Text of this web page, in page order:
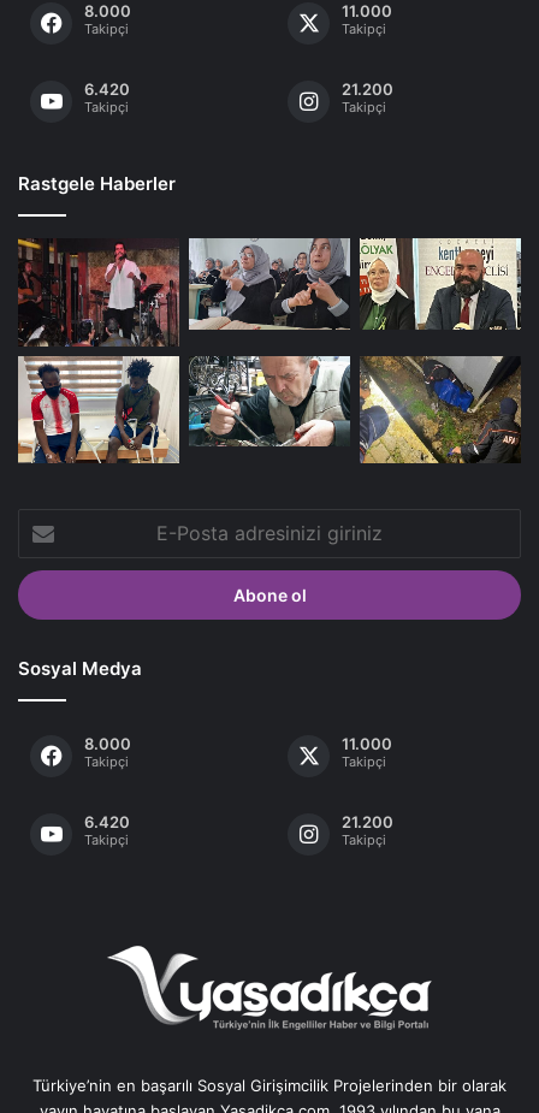
8.000
Takipçi
11.000
Takipçi
6.420
Takipçi
21.200
Takipçi
Rastgele Haberler
Posta
adresinizi
giriniz
Sosyal Medya
8.000
Takipçi
11.000
Takipçi
6.420
Takipçi
21.200
Takipçi
Türkiye’nin en başarılı Sosyal Girişimcilik Projelerinden bir olarak